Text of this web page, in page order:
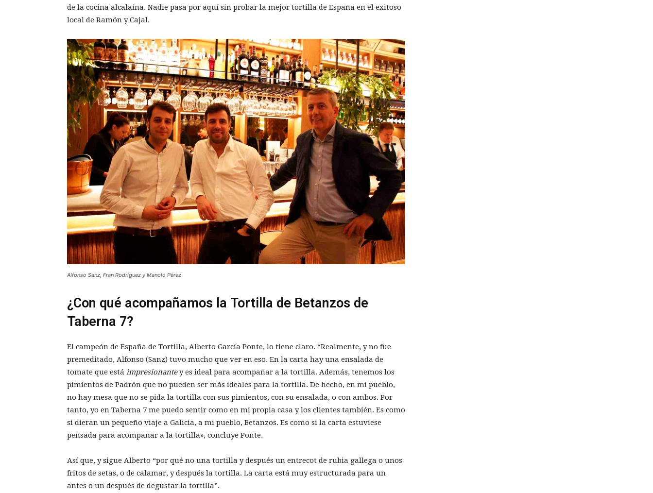
de la cocina alcalaína. Nadie pasa por aquí sin probar la mejor tortilla de España en el exitoso
local de Ramón y Cajal.
Alfonso Sanz, Fran Rodríguez y Manolo Pérez
¿Con qué acompañamos la Tortilla de Betanzos de
Taberna 7?
El campeón de España de Tortilla, Alberto García Ponte, lo tiene claro. “Realmente, y no fue
premeditado, Alfonso (Sanz) tuvo mucho que ver en eso. En la carta hay una ensalada de
tomate que está impresionantey es ideal para acompañar a la tortilla. Además, tenemos los
pimientos de Padrón que no pueden ser más ideales para la tortilla. De hecho, en mi pueblo,
no hay mesa que no se pida la tortilla con sus pimientos, con su ensalada, o con ambos. Por
tanto, yo en Taberna 7 me puedo sentir como en mi propia casa y los clientes también. Es como
si dieran un pequeño viaje a Galicia, a mi pueblo, Betanzos. Es como si la carta estuviese
pensada para acompañar a la tortilla», concluye Ponte.
Así que, y sigue Alberto “por qué no una tortilla y después un entrecot de rubia gallega o unos
fritos de setas, o de calamar, y después la tortilla. La carta está muy estructurada para un
antes o un después de degustar la tortilla”.